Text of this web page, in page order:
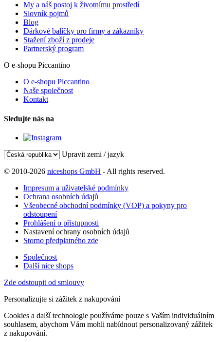
My a náš postoj k životnímu prostředí
Slovník pojmů
Blog
Dárkové balíčky pro firmy a zákazníky
Stažení zboží z prodeje
Partnerský program
O e-shopu Piccantino
O e-shopu Piccantino
Naše společnost
Kontakt
Sledujte nás na
Upravit zemi / jazyk
© 2010-2026 niceshops GmbH - All rights reserved.
Impresum a uživatelské podmínky
Ochrana osobních údajů
Všeobecné obchodní podmínky (VOP) a pokyny pro
odstoupení
Prohlášení o přístupnosti
Nastavení ochrany osobních údajů
Storno předplatného zde
Společnost
Další nice shops
Zde odstoupit od smlouvy
Personalizujte si zážitek z nakupování
Cookies a další technologie používáme pouze s Vaším individuálním
souhlasem, abychom Vám mohli nabídnout personalizovaný zážitek
z nakupování.